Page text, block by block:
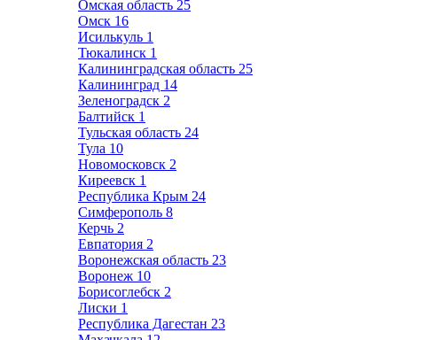
Омская область 25
Омск 16
Исилькуль 1
Тюкалинск 1
Калининградская область 25
Калининград 14
Зеленоградск 2
Балтийск 1
Тульская область 24
Тула 10
Новомосковск 2
Киреевск 1
Республика Крым 24
Симферополь 8
Керчь 2
Евпатория 2
Воронежская область 23
Воронеж 10
Борисоглебск 2
Лиски 1
Республика Дагестан 23